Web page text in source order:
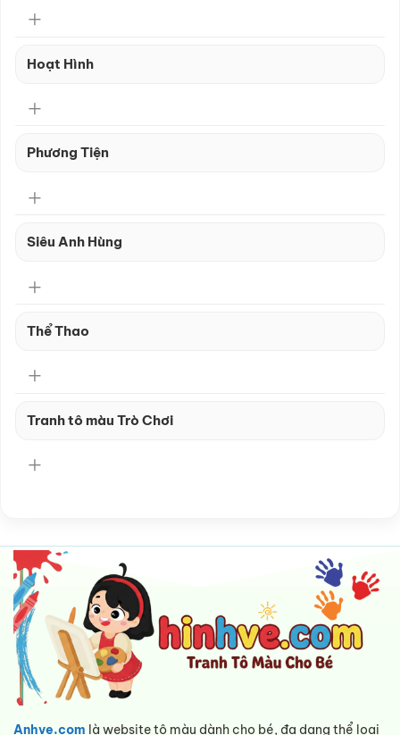
Hoạt Hình
Phương Tiện
Siêu Anh Hùng
Thể Thao
Tranh tô màu Trò Chơi
Anhve.com là website tô màu dành cho bé, đa dạng thể loại